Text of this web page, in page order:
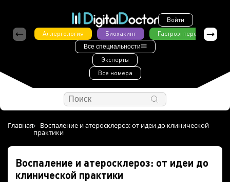
Войти
Аллергология
Биохакинг Гастроэнтерология
Все специальности
Эксперты
Все номера
Главная Воспаление и атеросклероз: от идеи до клинической
практики
Воспаление и атеросклероз: от идеи до
клинической практики